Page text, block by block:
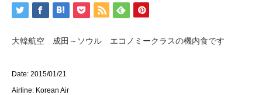
大韓航空 成田～ソウル エコノミークラスの機内食です
Date: 2015/01/21
Airline: Korean Air